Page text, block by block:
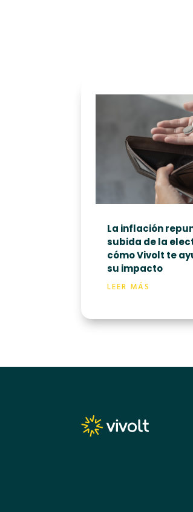
La inflación
subida de la
cómo Vivolt te
su impacto
LEER MÁS